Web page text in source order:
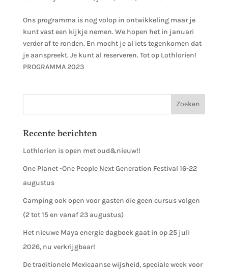
Ons programma is nog volop in ontwikkeling maar je
kunt vast een kijkje nemen. We hopen het in januari
verder af te ronden. En mocht je al iets tegenkomen dat
je aanspreekt. Je kunt al reserveren. Tot op Lothlorien!
PROGRAMMA 2023
Recente berichten
Lothlorien is open met oud&nieuw!!
One Planet -One People Next Generation Festival 16-22
augustus
Camping ook open voor gasten die geen cursus volgen
(2 tot 15 en vanaf 23 augustus)
Het nieuwe Maya energie dagboek gaat in op 25 juli
2026, nu verkrijgbaar!
De traditionele Mexicaanse wijsheid, speciale week voor